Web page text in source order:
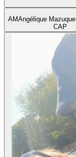
AMAngélique Mazuque
CAP